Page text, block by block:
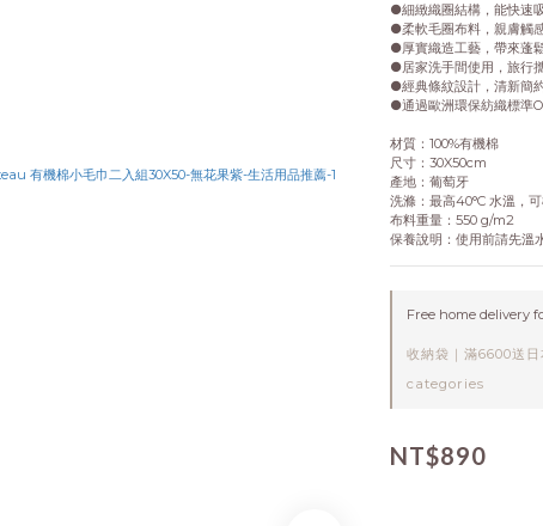
●細緻織圈結構，能快速
●柔軟毛圈布料，親膚觸
●厚實織造工藝，帶來蓬
●居家洗手間使用，旅行
●經典條紋設計，清新簡
●通過歐洲環保紡織標準
材質：100%有機棉
尺寸：30X50cm
產地：葡萄牙
洗滌：最高40°C 水溫，
布料重量：550 g/m2
保養說明：使用前請先溫
Free home delivery
收納袋｜滿6600送
categories
NT$890